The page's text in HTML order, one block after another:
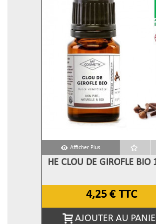
Afficher Plus
HE CLOU DE GIROFLE BIO
4,25 € TTC
AJOUTER AU